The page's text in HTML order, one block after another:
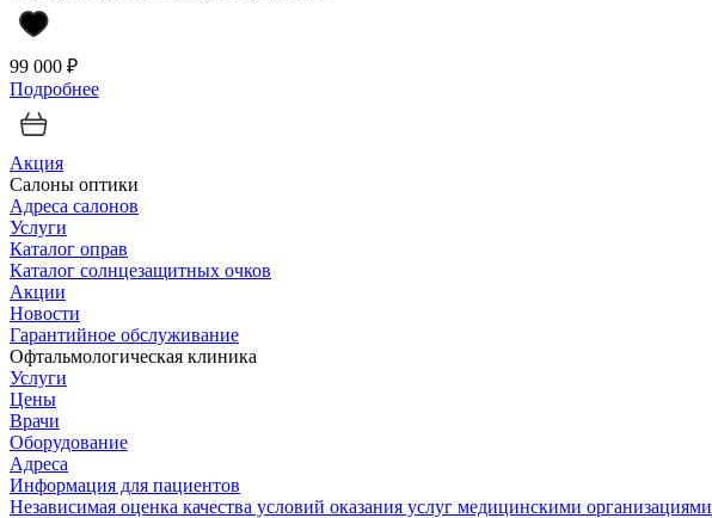
99 000 ₽
Подробнее
Акция
Салоны оптики
Адреса салонов
Услуги
Каталог оправ
Каталог солнцезащитных очков
Акции
Новости
Гарантийное обслуживание
Офтальмологическая клиника
Услуги
Цены
Врачи
Оборудование
Адреса
Информация для пациентов
Независимая оценка качества условий оказания услуг медицинскими организациями